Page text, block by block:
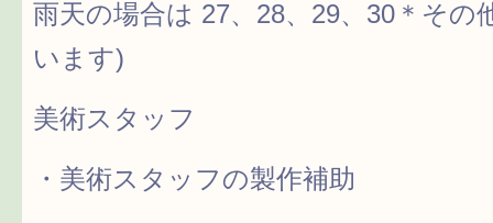
雨天の場合は 27、28、29、30＊その
います)
美術スタッフ
・美術スタッフの製作補助